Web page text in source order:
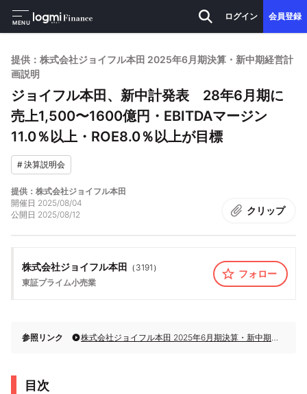
MENU
ログイン 会員登録
提供：株式会社ジョイフル本田 2025年6月期決算・新中期経営計
画説明
ジョイフル本田、新中計発表 28年6月期に
売上1,500〜1600億円・EBITDAマージン
11.0％以上・ROE8.0％以上が目標
#決算説明会
提供：株式会社ジョイフル本田
開催日 2025/08/04
公開日 2025/08/12 クリップ
株式会社ジョイフル本田 （ 3191 ）
東証プライム小売業
フォロー
参照リンク 株式会社ジョイフル本田 2025年6月期決算・新中期経営計画説明
目次